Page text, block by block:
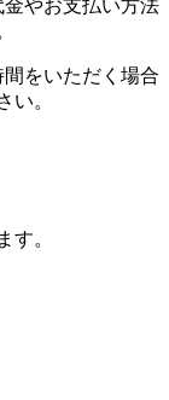
やお支払い方法
をいただく場合
い。
す。